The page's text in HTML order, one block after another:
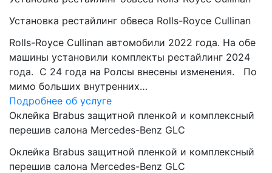
Установка рестайлинг обвеса Rolls-Royce Cullinan
Rolls-Royce Cullinan автомобили 2022 года. На обе
машины установили комплекты рестайлинг 2024
года. C 24 года на Ролсы внесены изменения. По
мимо больших внутренних…
Подробнее об услуге
Оклейка Brabus защитной пленкой и комплексный
перешив салона Mercedes-Benz GLC
Оклейка Brabus защитной пленкой и комплексный
перешив салона Mercedes-Benz GLC